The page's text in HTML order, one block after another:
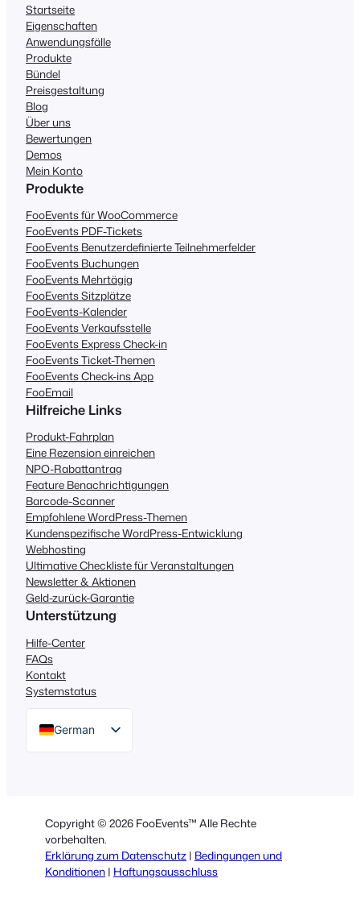
Startseite
Eigenschaften
Anwendungsfälle
Produkte
Bündel
Preisgestaltung
Blog
Über uns
Bewertungen
Demos
Mein Konto
Produkte
FooEvents für WooCommerce
FooEvents PDF-Tickets
FooEvents Benutzerdefinierte Teilnehmerfelder
FooEvents Buchungen
FooEvents Mehrtägig
FooEvents Sitzplätze
FooEvents-Kalender
FooEvents Verkaufsstelle
FooEvents Express Check-in
FooEvents Ticket-Themen
FooEvents Check-ins App
FooEmail
Hilfreiche Links
Produkt-Fahrplan
Eine Rezension einreichen
NPO-Rabattantrag
Feature Benachrichtigungen
Barcode-Scanner
Empfohlene WordPress-Themen
Kundenspezifische WordPress-Entwicklung
Webhosting
Ultimative Checkliste für Veranstaltungen
Newsletter & Aktionen
Geld-zurück-Garantie
Unterstützung
Hilfe-Center
FAQs
Kontakt
Systemstatus
German
English
Italian
Portuguese
Copyright © 2026 FooEvents™ Alle Rechte
vorbehalten.
Erklärung zum Datenschutz | Bedingungen und
Konditionen | Haftungsausschluss